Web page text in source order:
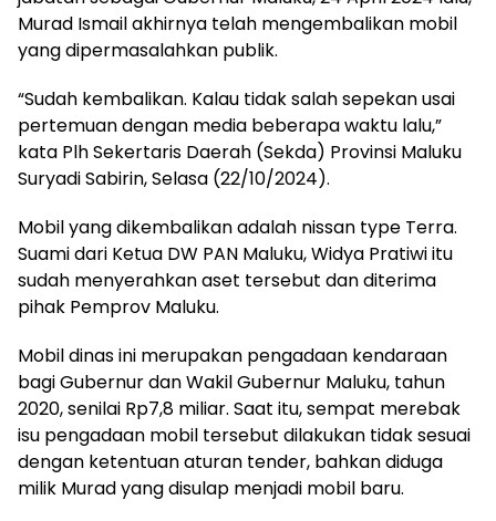
Murad Ismail akhirnya telah mengembalikan mobil
yang dipermasalahkan publik.
“Sudah kembalikan. Kalau tidak salah sepekan usai
pertemuan dengan media beberapa waktu lalu,”
kata Plh Sekertaris Daerah (Sekda) Provinsi Maluku
Suryadi Sabirin, Selasa (22/10/2024).
Mobil yang dikembalikan adalah nissan type Terra.
Suami dari Ketua DW PAN Maluku, Widya Pratiwi itu
sudah menyerahkan aset tersebut dan diterima
pihak Pemprov Maluku.
Mobil dinas ini merupakan pengadaan kendaraan
bagi Gubernur dan Wakil Gubernur Maluku, tahun
2020, senilai Rp7,8 miliar. Saat itu, sempat merebak
isu pengadaan mobil tersebut dilakukan tidak sesuai
dengan ketentuan aturan tender, bahkan diduga
milik Murad yang disulap menjadi mobil baru.